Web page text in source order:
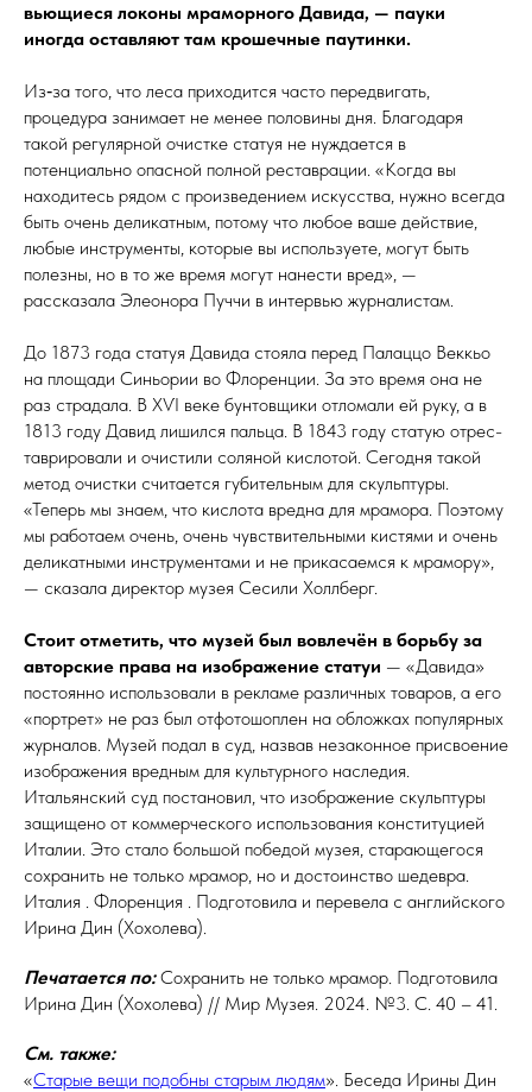
вьющиеся локоны мраморного Давида, — пауки
иногда оставляют там крошечные паутинки.
Из‑за того, что леса приходится часто передвигать,
процедура занимает не менее половины дня. Благодаря
такой регулярной очистке статуя не нуждается в
потенциально опасной полной реставрации. «Когда вы
находитесь рядом с произведением искусства, нужно всегда
быть очень деликатным, потому что любое ваше действие,
любые инструменты, которые вы используете, могут быть
полезны, но в то же время могут нанести вред», —
рассказала Элеонора Пуччи в интервью журналистам.
До 1873 года статуя Давида стояла перед Палаццо Веккьо
на площади Синьории во Флоренции. За это время она не
раз страдала. В XѴI веке бунтовщики отломали ей руку, а в
1813 году Давид лишился пальца. В 1843 году статую от­рес­
тав­ри­ро­ва­ли и очистили соляной кислотой. Сегодня такой
метод очистки считается губительным для скульптуры.
«Теперь мы знаем, что кислота вредна для мрамора. Поэтому
мы работаем очень, очень чувствительными кистями и очень
деликатными инструментами и не прикасаемся к мрамору»,
— сказала директор музея Сесили Холлберг.
Стоит отметить, что музей был вовлечён в борьбу за
авторские права на изображение статуи — «Давида»
постоянно использовали в рекламе различных товаров, а его
«портрет» не раз был от­фото­шоп­лен на обложках популярных
журналов. Музей подал в суд, назвав незаконное присвоение
изображения вредным для культурного наследия.
Итальянский суд постановил, что изображение скульптуры
защищено от коммерческого использования конституцией
Италии. Это стало большой победой музея, старающегося
сохранить не только мрамор, но и достоинство шедевра.
Италия . Флоренция . Подготовила и перевела с английского
Ирина Дин (Хохолева).
Печатается по:Сохранить не только мрамор. Подготовила
Ирина Дин (Хохолева) // Мир Музея. 2024. №3. С. 40 – 41.
См. также:
«Старые вещи подобны старым людям». Беседа Ирины Дин